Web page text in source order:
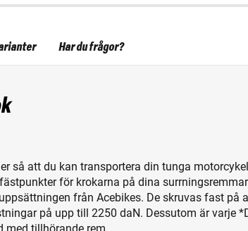
så att du kan transportera din tunga
för krokarna på dina
från Acebikes. De skruvas fast på
på upp till 2250 daN. Dessutom är varje
med tillhörande rem.
Har du frågor?